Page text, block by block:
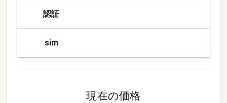
認証
sim
現在の価格